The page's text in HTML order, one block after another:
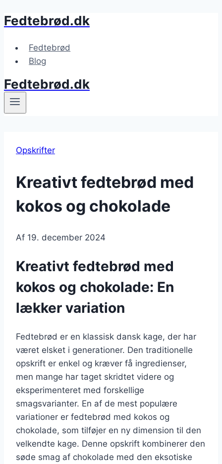
Fortsæt
indhold
Fedtebrød.dk
Fedtebrød
Blog
Fedtebrød.dk
Opskrifter
Kreativt fedtebrød med
kokos og chokolade
Af 19. december 2024
Kreativt fedtebrød med
kokos og chokolade: En
lækker variation
Fedtebrød er en klassisk dansk kage, der har
været elsket i generationer. Den traditionelle
opskrift er enkel og kræver få ingredienser,
men mange har taget skridtet videre og
eksperimenteret med forskellige
smagsvarianter. En af de mest populære
variationer er fedtebrød med kokos og
chokolade, som tilføjer en ny dimension til den
velkendte kage. Denne opskrift kombinerer den
søde smag af chokolade med den eksotiske